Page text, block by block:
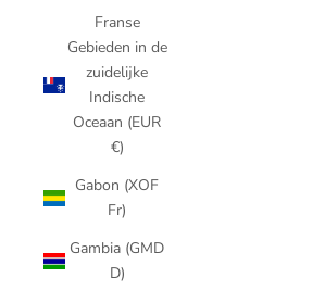
Franse
Gebieden in de
zuidelijke
Indische
Oceaan (EUR
€)
Gabon (XOF
Fr)
Gambia (GMD
D)